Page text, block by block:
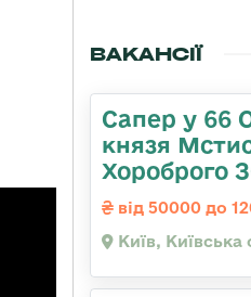
ВАКАНСІЇ
Сапер у 66
князя
Хороброго
від 50000 до
Київ, Київська